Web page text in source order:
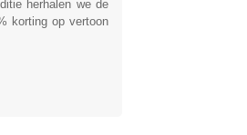
herhalen we de
korting op vertoon